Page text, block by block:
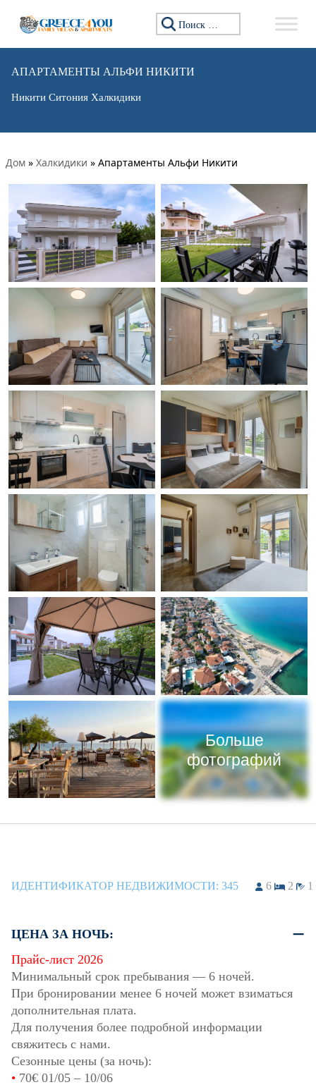
Искать:
АПАРТАМЕНТЫ АЛЬФИ НИКИТИ
Никити Ситония Халкидики
Дом » Халкидики » Апартаменты Альфи Никити
Больше
фотографий
ИДЕНТИФИКАТОР НЕДВИЖИМОСТИ: 345 6 2 1
ЦЕНА ЗА НОЧЬ:
Прайс-лист 2026
Минимальный срок пребывания — 6 ночей.
При бронировании менее 6 ночей может взиматься
дополнительная плата.
Для получения более подробной информации
свяжитесь с нами.
Сезонные цены (за ночь):
• 70€ 01/05 – 10/06